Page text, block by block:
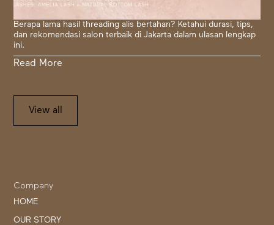
Berapa lama hasil threading alis bertahan? Ketahui durasi, tips,
dan rekomendasi salon terbaik di Jakarta dalam ulasan lengkap
ini.
Read More
View all
Company
HOME
OUR STORY